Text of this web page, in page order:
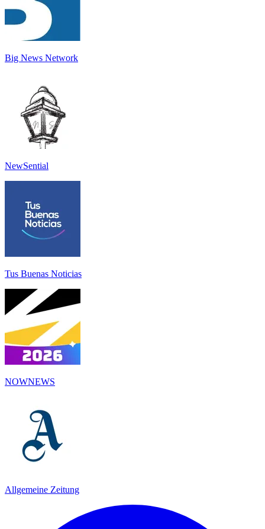
Big News Network
NewSential
Tus Buenas Noticias
NOWNEWS
Allgemeine Zeitung